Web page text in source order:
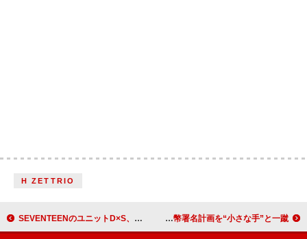
H ZETTRIO
SEVENTEENのユニットD×S、幕張メッセ公演2日目のライブビューング決定＆全国映画館で生中継 ジャック・ホワイト、米大統領の紙幣署名計画を“小さな手”と一蹴